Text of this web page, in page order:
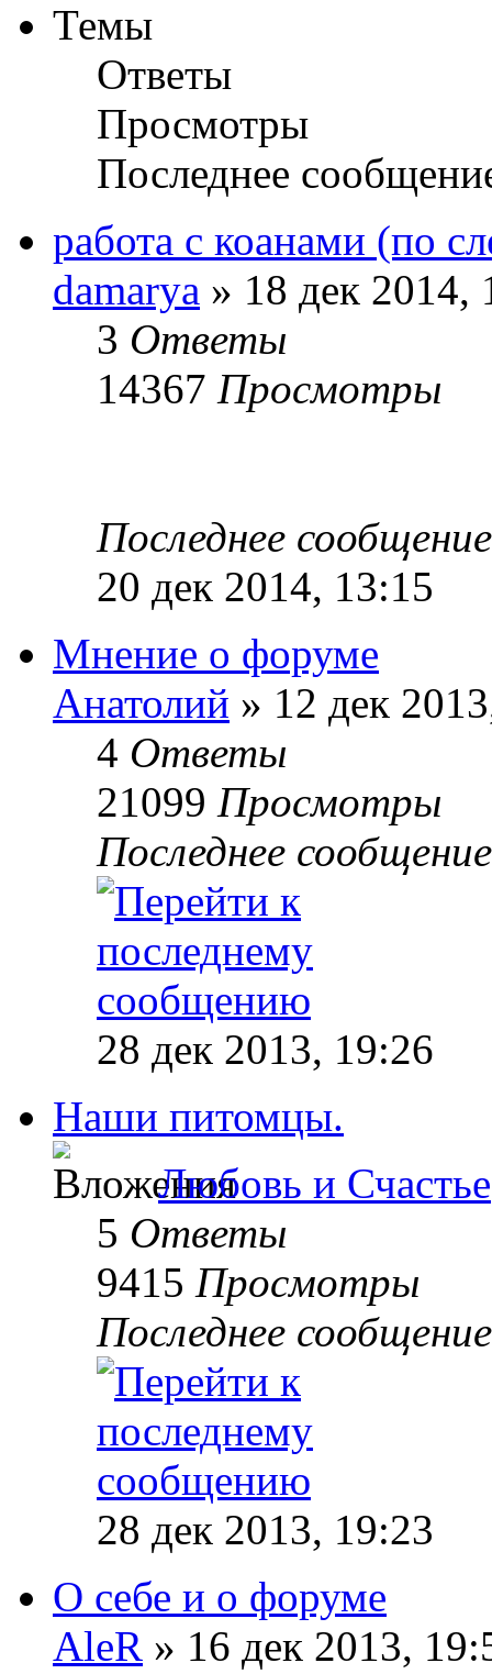
Темы
Ответы
Просмотры
Последнее
работа с коанами (по
damarya » 18 дек 2014,
3 Ответы
14367 Просмотры
Последнее
20 дек 2014, 13:15
Мнение о форуме
Анатолий » 12 дек
4 Ответы
21099 Просмотры
Последнее
28 дек 2013, 19:26
Наши питомцы.
Любовь и Счастье
5 Ответы
9415 Просмотры
Последнее
28 дек 2013, 19:23
О себе и о форуме
AleR » 16 дек 2013,